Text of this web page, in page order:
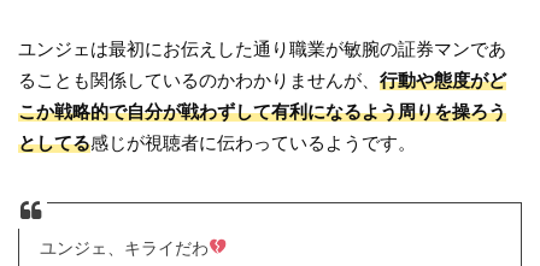
ユンジェは最初にお伝えした通り職業が敏腕の証券マンであ
ることも関係しているのかわかりませんが、行動や態度がど
こか戦略的で自分が戦わずして有利になるよう周りを操ろう
としてる感じが視聴者に伝わっているようです。
ユンジェ、キライだわ